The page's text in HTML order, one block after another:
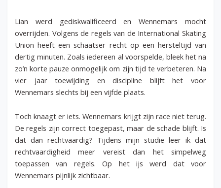
Lian werd gediskwalificeerd en Wennemars mocht
overrijden. Volgens de regels van de International Skating
Union heeft een schaatser recht op een hersteltijd van
dertig minuten. Zoals iedereen al voorspelde, bleek het na
zo’n korte pauze onmogelijk om zijn tijd te verbeteren. Na
vier jaar toewijding en discipline blijft het voor
Wennemars slechts bij een vijfde plaats.
Toch knaagt er iets. Wennemars krijgt zijn race niet terug.
De regels zijn correct toegepast, maar de schade blijft. Is
dat dan rechtvaardig? Tijdens mijn studie leer ik dat
rechtvaardigheid meer vereist dan het simpelweg
toepassen van regels. Op het ijs werd dat voor
Wennemars pijnlijk zichtbaar.